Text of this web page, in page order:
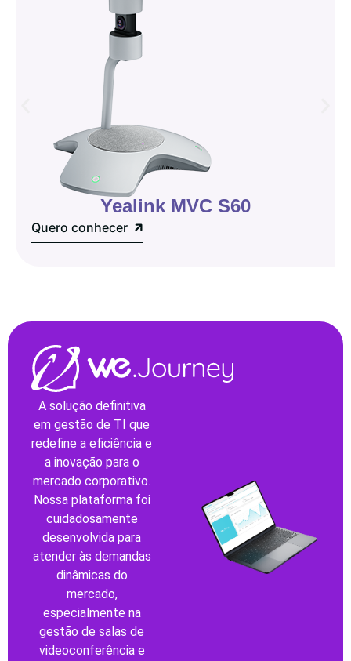
Yealink MVC S60
Quero conhecer
A solução definitiva
em gestão de TI que
redefine a eficiência e
a inovação para o
mercado corporativo.
Nossa plataforma foi
cuidadosamente
desenvolvida para
atender às demandas
dinâmicas do
mercado,
especialmente na
gestão de salas de
videoconferência e